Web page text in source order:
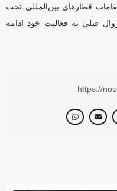
قطار‌های بین‌المللی تحت
قبلی به فعالیت خود ادامه
https://